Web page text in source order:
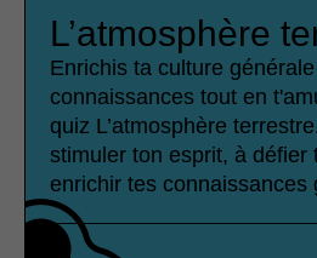
L’atmosphère
Enrichis ta culture
connaissances tout en
quiz L’atmosphère
stimuler ton esprit, à défier
enrichir tes connaissances